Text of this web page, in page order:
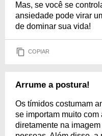
Mas, se você se
ansiedade pode virar
de dominar sua vida!
COPIAR
Arrume a postura!
Os tímidos costumam
se importam muito
diretamente na